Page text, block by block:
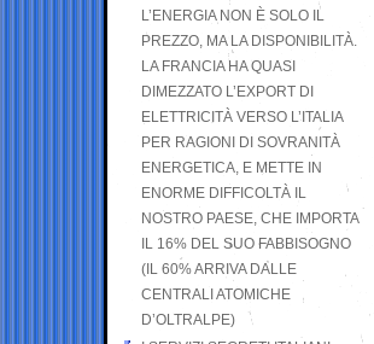
L’ENERGIA NON È SOLO IL
PREZZO, MA LA DISPONIBILITÀ.
LA FRANCIA HA QUASI
DIMEZZATO L’EXPORT DI
ELETTRICITÀ VERSO L’ITALIA
PER RAGIONI DI SOVRANITÀ
ENERGETICA, E METTE IN
ENORME DIFFICOLTÀ IL
NOSTRO PAESE, CHE IMPORTA
IL 16% DEL SUO FABBISOGNO
(IL 60% ARRIVA DALLE
CENTRALI ATOMICHE
D’OLTRALPE)